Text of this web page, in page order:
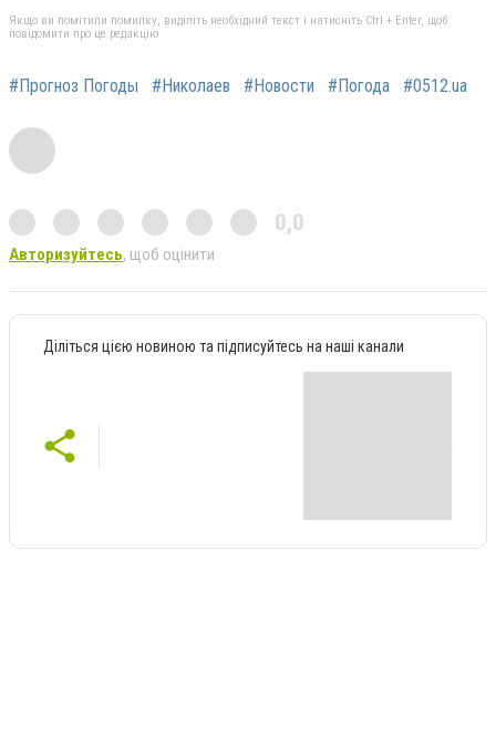
Якщо ви помітили помилку, виділіть необхідний текст і натисніть Ctrl + Enter, щоб
повідомити про це редакцію
#Прогноз Погоды #Николаев #Новости #Погода #0512.ua
0,0
Авторизуйтесь, щоб оцінити
Діліться цією новиною та підписуйтесь на наші канали